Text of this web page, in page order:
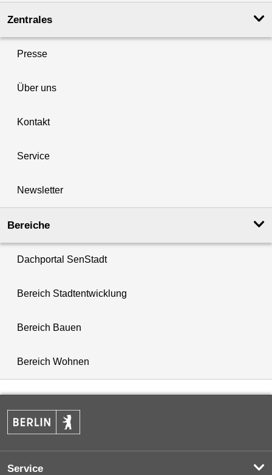
Zentrales
Presse
Über uns
Kontakt
Service
Newsletter
Bereiche
Dachportal SenStadt
Bereich Stadtentwicklung
Bereich Bauen
Bereich Wohnen
Service